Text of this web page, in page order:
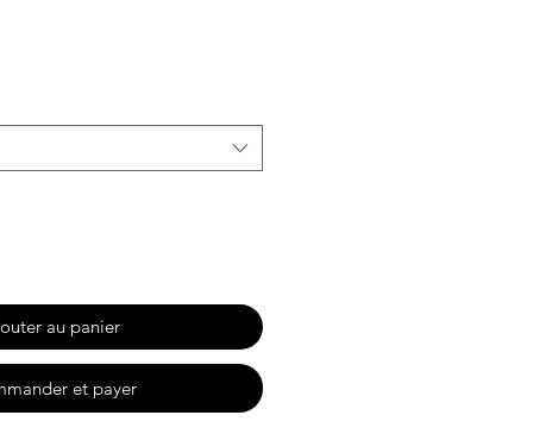
au panier
et payer